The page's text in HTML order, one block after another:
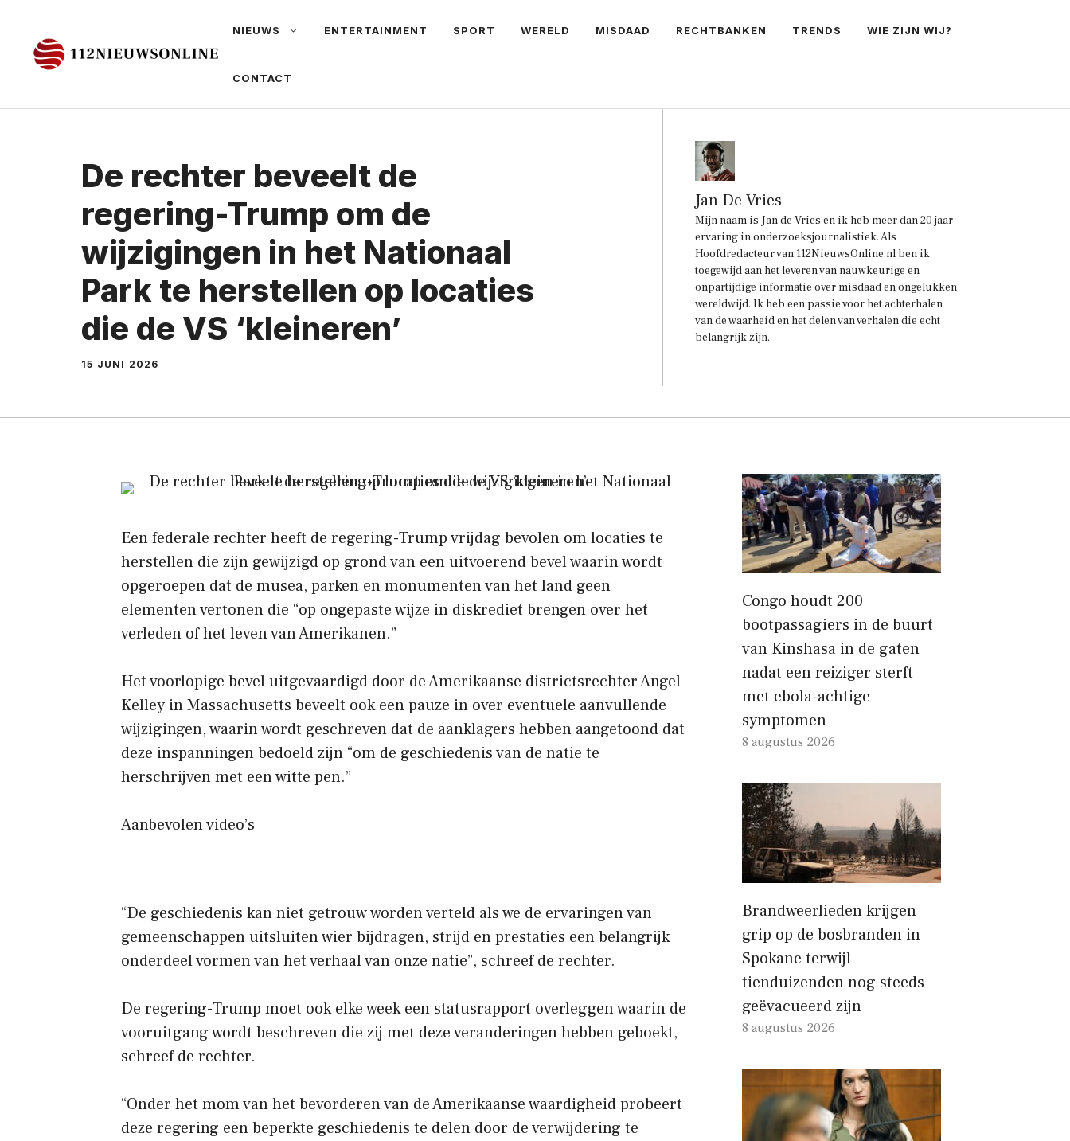
NIEUWS ENTERTAINMENT SPORT WERELD MISDAAD RECHTBANKEN TRENDS WIE ZIJN WIJ?
CONTACT
De rechter beveelt de
regering-Trump om de
wijzigingen in het Nationaal
Park te herstellen op locaties
die de VS ‘kleineren’
15 JUNI 2026
Jan De Vries
Mijn naam is Jan de Vries en ik heb meer dan 20 jaar
ervaring in onderzoeksjournalistiek. Als
Hoofdredacteur van 112NieuwsOnline.nl ben ik
toegewijd aan het leveren van nauwkeurige en
onpartijdige informatie over misdaad en ongelukken
wereldwijd. Ik heb een passie voor het achterhalen
van de waarheid en het delen van verhalen die echt
belangrijk zijn.
Een federale rechter heeft de regering-Trump vrijdag bevolen om locaties te
herstellen die zijn gewijzigd op grond van een uitvoerend bevel waarin wordt
opgeroepen dat de musea, parken en monumenten van het land geen
elementen vertonen die “op ongepaste wijze in diskrediet brengen over het
verleden of het leven van Amerikanen.”
Het voorlopige bevel uitgevaardigd door de Amerikaanse districtsrechter Angel
Kelley in Massachusetts beveelt ook een pauze in over eventuele aanvullende
wijzigingen, waarin wordt geschreven dat de aanklagers hebben aangetoond dat
deze inspanningen bedoeld zijn “om de geschiedenis van de natie te
herschrijven met een witte pen.”
Aanbevolen video’s
“De geschiedenis kan niet getrouw worden verteld als we de ervaringen van
gemeenschappen uitsluiten wier bijdragen, strijd en prestaties een belangrijk
onderdeel vormen van het verhaal van onze natie”, schreef de rechter.
De regering-Trump moet ook elke week een statusrapport overleggen waarin de
vooruitgang wordt beschreven die zij met deze veranderingen hebben geboekt,
schreef de rechter.
“Onder het mom van het bevorderen van de Amerikaanse waardigheid probeert
deze regering een beperkte geschiedenis te delen door de verwijdering te
Congo houdt 200
bootpassagiers in de buurt
van Kinshasa in de gaten
nadat een reiziger sterft
met ebola-achtige
symptomen
8 augustus 2026
Brandweerlieden krijgen
grip op de bosbranden in
Spokane terwijl
tienduizenden nog steeds
geëvacueerd zijn
8 augustus 2026